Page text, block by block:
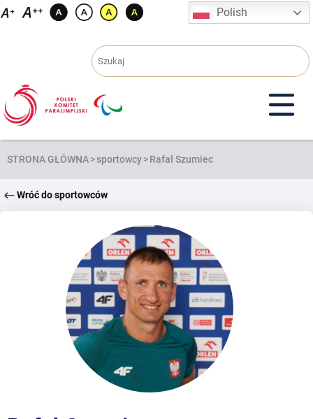
Przejdź
Polish
STRONA GŁÓWNA>sportowcy>Rafał Szumiec
Wróć do sportowców